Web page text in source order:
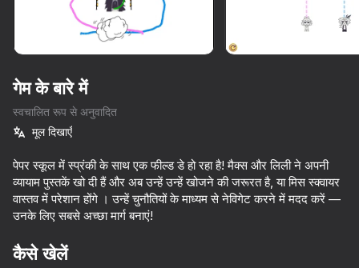
गेम के बारे में
स्वचालित रूप से अनुवादित
मूल दिखाएँ
पेपर स्कूल में स्प्रंकी के साथ एक फील्ड डे हो रहा है! मैक्स और लिली ने अपनी
व्यायाम पुस्तकें खो दी हैं और अब उन्हें उन्हें खोजने की जरूरत है, या मिस स्क्वायर
वास्तव में परेशान होंगे । उन्हें चुनौतियों के माध्यम से नेविगेट करने में मदद करें —
उनके लिए सबसे अच्छा मार्ग बनाएं!
कैसे खेलें